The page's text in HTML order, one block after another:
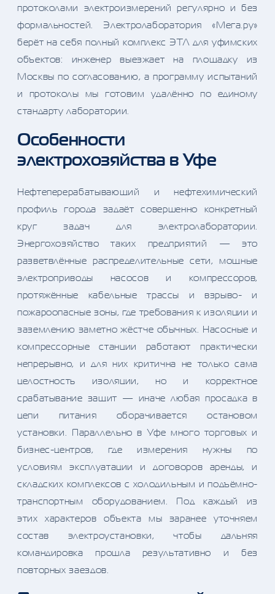
протоколами электроизмерений регулярно и без
формальностей. Электролаборатория «Мега.ру»
берёт на себя полный комплекс ЭТЛ для уфимских
объектов: инженер выезжает на площадку из
Москвы по согласованию, а программу испытаний
и протоколы мы готовим удалённо по единому
стандарту лаборатории.
Особенности
электрохозяйства в Уфе
Нефтеперерабатывающий и нефтехимический
профиль города задаёт совершенно конкретный
круг задач для электролаборатории.
Энергохозяйство таких предприятий — это
разветвлённые распределительные сети, мощные
электроприводы насосов и компрессоров,
протяжённые кабельные трассы и взрыво- и
пожароопасные зоны, где требования к изоляции и
заземлению заметно жёстче обычных. Насосные и
компрессорные станции работают практически
непрерывно, и для них критична не только сама
целостность изоляции, но и корректное
срабатывание защит — иначе любая просадка в
цепи питания оборачивается остановом
установки. Параллельно в Уфе много торговых и
бизнес-центров, где измерения нужны по
условиям эксплуатации и договоров аренды, и
складских комплексов с холодильным и подъёмно-
транспортным оборудованием. Под каждый из
этих характеров объекта мы заранее уточняем
состав электроустановки, чтобы дальняя
командировка прошла результативно и без
повторных заездов.